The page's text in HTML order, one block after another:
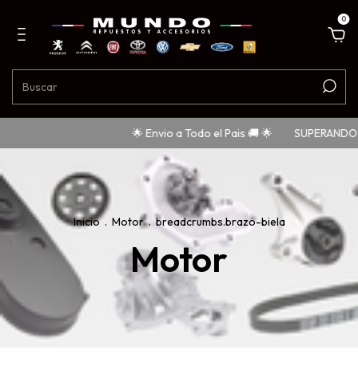
0
🌟 Envio a Todo el Pais 🚚 🌟 SUPERANDO TU
Inicio . Motor . breadcrumbs.brazo-biela
Motor